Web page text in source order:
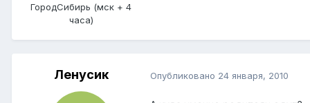
ГородСибирь (мск + 4
часа)
Ленусик Опубликовано 24 января, 2010